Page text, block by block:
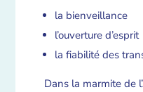
la bienveillance
l’ouverture d’esprit
la fiabilité des
Dans la marmite de